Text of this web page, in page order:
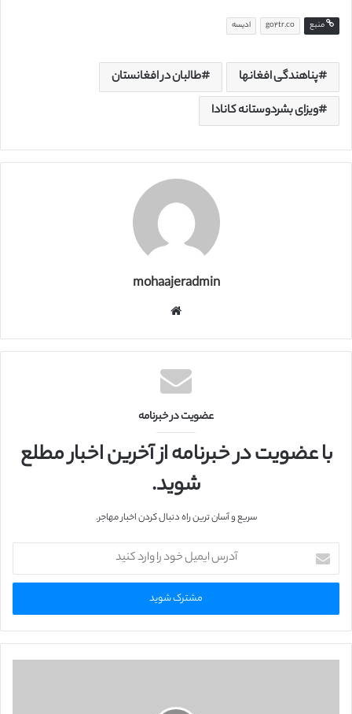
منبع go2tr.co ادیسه
پناهندگی افغانها
طالبان در افغانستان
ویزای بشردوستانه کانادا
mohaajeradmin
س
ا
ی
عضویت در خبرنامه
با عضویت در خبرنامه از آخرین اخبار مطلع
شوید.
سریع و آسان ترین راه دنبال کردن اخبار مهاجر.
ر
ا
ی
م